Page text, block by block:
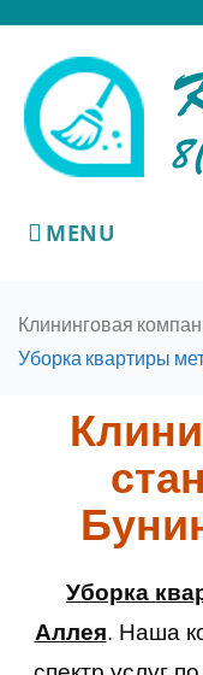
MENU
Клининговая
Уборка квартиры
Уборка
Аллея. Наша